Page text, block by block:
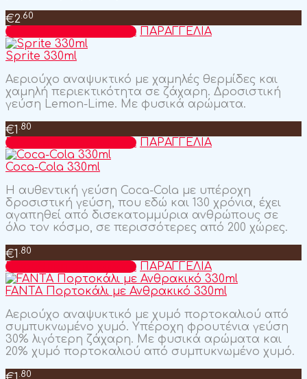
€2 .60
Προσθήκη στο καλάθι ΠΑΡΑΓΓΕΛΙΑ
Sprite 330ml
Αεριούχο αναψυκτικό με χαμηλές θερμίδες και
χαμηλή περιεκτικότητα σε ζάχαρη. Δροσιστική
γεύση Lemon-Lime. Με φυσικά αρώματα.
€ 1 .80
Προσθήκη στο καλάθι ΠΑΡΑΓΓΕΛΙΑ
Coca-Cola 330ml
Η αυθεντική γεύση Coca-Cola με υπέροχη
δροσιστική γεύση, που εδώ και 130 χρόνια, έχει
αγαπηθεί από δισεκατομμύρια ανθρώπους σε
όλο τον κόσμο, σε περισσότερες από 200 χώρες.
€1 .80
Προσθήκη στο καλάθι ΠΑΡΑΓΓΕΛΙΑ
FANTA Πορτοκάλι με Ανθρακικό 330ml
Αεριούχο αναψυκτικό με χυμό πορτοκαλιού από
συμπυκνωμένο χυμό. Υπέροχη φρουτένια γεύση
30% λιγότερη ζάχαρη. Με φυσικά αρώματα και
20% χυμό πορτοκαλιού από συμπυκνωμένο χυμό.
.80